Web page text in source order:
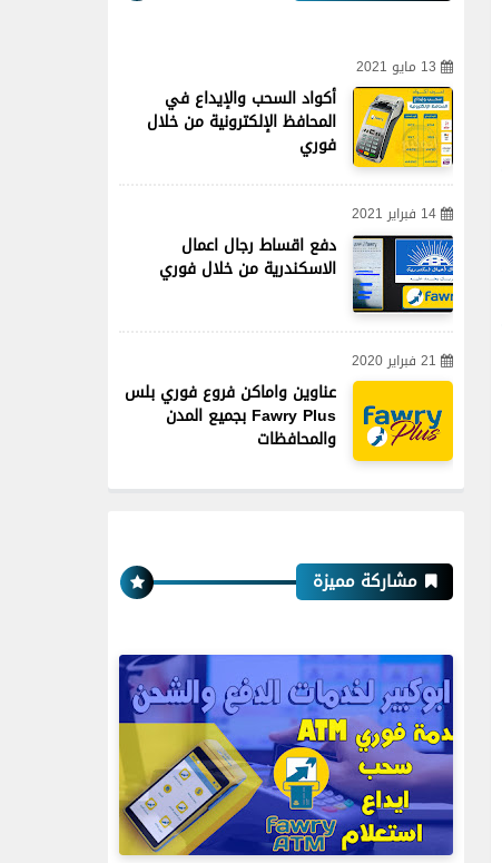
13 مايو 2021
أكواد السحب والإيداع في
المحافظ الإلكترونية من خلال
فوري
14 فبراير 2021
دفع اقساط رجال اعمال
الاسكندرية من خلال فوري
21 فبراير 2020
عناوين واماكن فروع فوري بلس
Fawry Plus بجميع المدن
والمحافظات
مشاركة مميزة